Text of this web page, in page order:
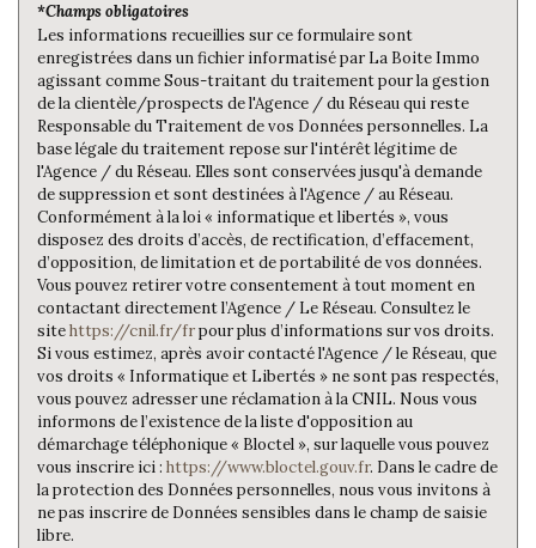
Familles avec 3 enfants
*Champs obligatoires
Les informations recueillies sur ce formulaire sont
enregistrées dans un fichier informatisé par La Boite Immo
agissant comme Sous-traitant du traitement pour la gestion
de la clientèle/prospects de l'Agence / du Réseau qui reste
Responsable du Traitement de vos Données personnelles. La
base légale du traitement repose sur l'intérêt légitime de
l'Agence / du Réseau. Elles sont conservées jusqu'à demande
de suppression et sont destinées à l'Agence / au Réseau.
Conformément à la loi « informatique et libertés », vous
disposez des droits d’accès, de rectification, d’effacement,
d’opposition, de limitation et de portabilité de vos données.
Vous pouvez retirer votre consentement à tout moment en
contactant directement l’Agence / Le Réseau. Consultez le
sitehttps://cnil.fr/frpour plus d’informations sur vos droits.
Si vous estimez, après avoir contacté l'Agence / le Réseau, que
vos droits « Informatique et Libertés » ne sont pas respectés,
vous pouvez adresser une réclamation à la CNIL. Nous vous
informons de l’existence de la liste d'opposition au
démarchage téléphonique « Bloctel », sur laquelle vous pouvez
vous inscrire ici : https://www.bloctel.gouv.fr. Dans le cadre de
la protection des Données personnelles, nous vous invitons à
ne pas inscrire de Données sensibles dans le champ de saisie
libre.